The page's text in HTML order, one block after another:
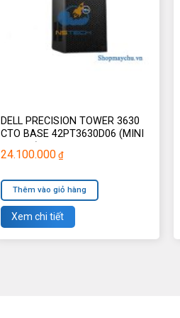
DELL PRECISION TOWER 3630
CTO BASE 42PT3630D06 (MINI
24.100.000 ₫
Thêm vào giỏ hàng
Xem chi tiết